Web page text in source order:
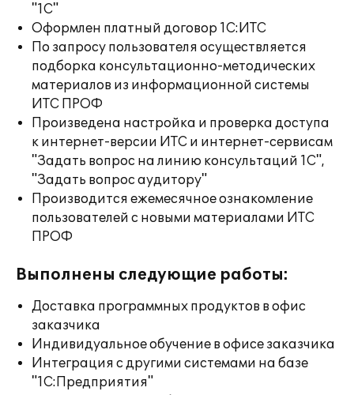
"1С"
Оформлен платный договор 1С:ИТС
По запросу пользователя осуществляется
подборка консультационно-методических
материалов из информационной системы
ИТС ПРОФ
Произведена настройка и проверка доступа
к интернет-версии ИТС и интернет-сервисам
"Задать вопрос на линию консультаций 1С",
"Задать вопрос аудитору"
Производится ежемесячное ознакомление
пользователей с новыми материалами ИТС
ПРОФ
Выполнены следующие работы:
Доставка программных продуктов в офис
заказчика
Индивидуальное обучение в офисе заказчика
Интеграция с другими системами на базе
"1С:Предприятия"